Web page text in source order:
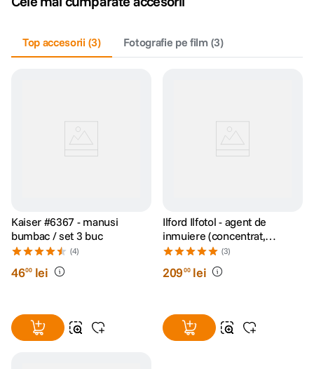
Top accesorii (3) Fotografie pe film(3)
Kaiser #6367 - manusi
bumbac / set 3 buc
(4)
4600 lei
Ilford Ilfotol - agent de
inmuiere (concentrat,
1000ml)
(3)
20900 lei